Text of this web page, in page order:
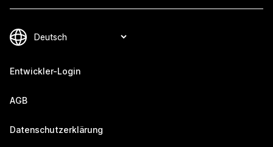
Entwickler-Login
AGB
Datenschutzerklärung